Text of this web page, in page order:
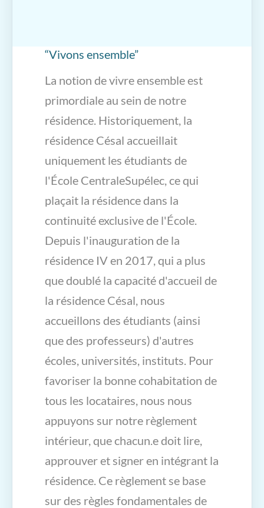
“Vivons ensemble”
La notion de vivre ensemble est
primordiale au sein de notre
résidence. Historiquement, la
résidence Césal accueillait
uniquement les étudiants de
l'École CentraleSupélec, ce qui
plaçait la résidence dans la
continuité exclusive de l'École.
Depuis l'inauguration de la
résidence IV en 2017, qui a plus
que doublé la capacité d'accueil de
la résidence Césal, nous
accueillons des étudiants (ainsi
que des professeurs) d'autres
écoles, universités, instituts. Pour
favoriser la bonne cohabitation de
tous les locataires, nous nous
appuyons sur notre règlement
intérieur, que chacun.e doit lire,
approuver et signer en intégrant la
résidence. Ce règlement se base
sur des règles fondamentales de